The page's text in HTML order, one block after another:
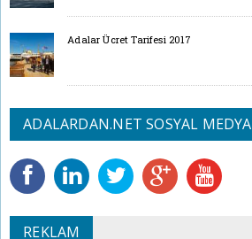
Adalar Ücret Tarifesi 2017
ADALARDAN.NET SOSYAL MEDYA
REKLAM